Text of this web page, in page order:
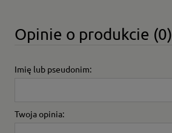
Opinie o produkcie (0)
Imię lub pseudonim:
Twoja opinia: